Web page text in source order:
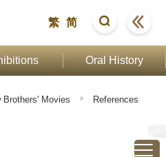
繁 简
Oral History
Brothers' Movies References